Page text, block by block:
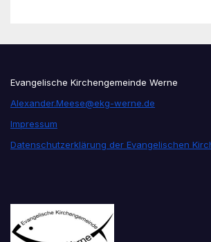
Evangelische Kirchengemeinde Werne
Alexander.Meese@ekg-werne.de
Impressum
Datenschutzerklärung der Evangelischen